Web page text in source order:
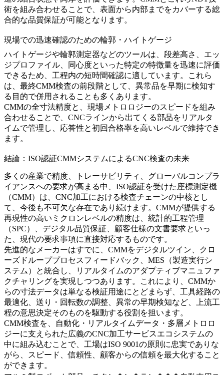
術を組み合わせることで、表面から内部までをカバーする総
合的な品質保証が可能となります。
現場での迅速確認のための輪郭・ハイトゲージ
ハイトゲージや輪郭測定器などのツールは、段差高さ、エッ
ジプロファイル、同心度といった特定の特徴量を迅速に評価
できるため、工程内の短時間確認に適しています。これら
は、最終CMM検査の前段階として、異常品を早期に検知す
る目的で併用されることも多くあります。
CMMの全寸法精度と、現場メトロロジーのスピードを組み
合わせることで、CNCラインから出てくる部品をリアルタ
イムで管理し、応答性と初回合格率を高いレベルで維持でき
ます。
結論：ISO認証CMMシステムによるCNC検査の未来
多くの産業で精度、トレーサビリティ、グローバルコンプラ
イアンスへの要求が高まる中、ISO認証を受けた座標測定機
（CMM）は、CNC加工における検査チェーンの中核とし
て、今後も不可欠な存在であり続けます。CMMが提供する
再現性の高いミクロンレベルの精度は、統計的工程管理
（SPC）、デジタル品質保証、顧客仕様の文書要求といっ
た、現代の要求事項に直接対応するものです。
先進的なメーカーはすでに、CMMをデジタルツイン、クロ
ーズドループプロセスフィードバック、MES（製造実行シ
ステム）と統合し、リアルタイムのアダプティブマニュファ
クチャリングを実現しつつあります。これにより、CMMか
らの寸法データは単なる検証用途にとどまらず、工具経路の
最適化、送り・回転数の調整、異常の早期検知など、上流工
程の意思決定そのものを駆動する役割を担います。
CMM検査を、自動化・リアルタイムデータ・多層メトロロ
ジーに支えられた広義のCNC加工サービスエコシステムの
中に組み込むことで、工場はISO 9001の原則に忠実でありな
がら、スピード、信頼性、顧客からの信頼を最大化すること
ができます。